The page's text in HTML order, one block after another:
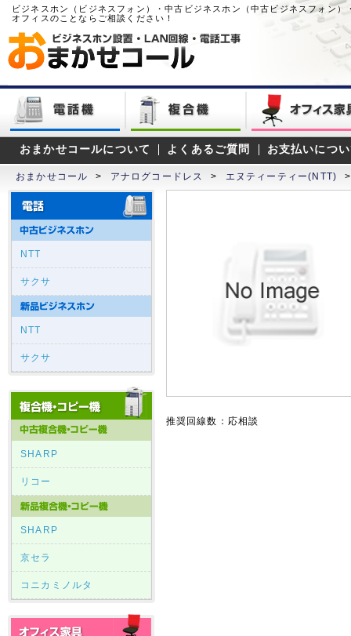
ビジネスホン（ビジネスフォン）・中古ビジネスホン（中古ビジネスフォン
オフィスのことならご相談ください！
おまかせコールについて よくあるご質問 お支払いにつ
おまかせコール > アナログコードレス > エヌティーティー(NTT) >
NTT
サクサ
NTT
サクサ
SHARP
リコー
SHARP
京セラ
コニカミノルタ
推奨回線数：応相談